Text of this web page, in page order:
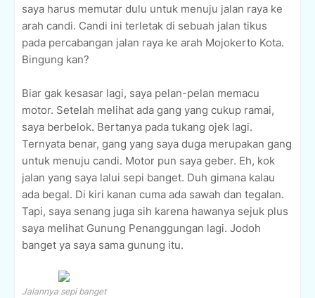
saya harus memutar dulu untuk menuju jalan raya ke
arah candi. Candi ini terletak di sebuah jalan tikus
pada percabangan jalan raya ke arah Mojokerto Kota.
Bingung kan?
Biar gak kesasar lagi, saya pelan-pelan memacu
motor. Setelah melihat ada gang yang cukup ramai,
saya berbelok. Bertanya pada tukang ojek lagi.
Ternyata benar, gang yang saya duga merupakan gang
untuk menuju candi. Motor pun saya geber. Eh, kok
jalan yang saya lalui sepi banget. Duh gimana kalau
ada begal. Di kiri kanan cuma ada sawah dan tegalan.
Tapi, saya senang juga sih karena hawanya sejuk plus
saya melihat Gunung Penanggungan lagi. Jodoh
banget ya saya sama gunung itu.
Jalannya sepi banget